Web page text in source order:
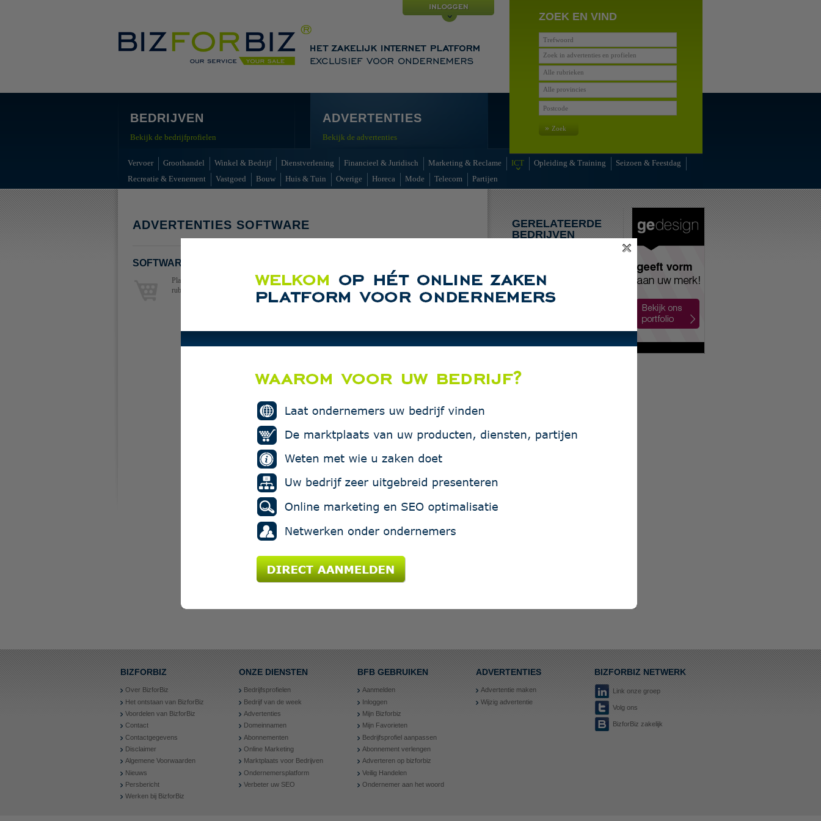
ZOEK EN VIND
Zoek in advertenties en profielen
Alle rubrieken
Alle provincies
» Zoek
BEDRIJVEN
Bekijk de bedrijfprofielen
ADVERTENTIES
Bekijk de advertenties
Vervoer Groothandel Winkel & Bedrijf Dienstverlening Financieel & Juridisch Marketing & Reclame ICT Opleiding & Training
Seizoen & Feestdag
Recreatie & Evenement
Vastgoed Bouw Huis & Tuin Overige Horeca Mode Telecom Partijen
ADVERTENTIES SOFTWARE
SOFTWARE
Plaats de eerste advertentie in deze
rubriek.
GERELATEERDE
BEDRIJVEN
BIZFORBIZ
Over BizforBiz
Het ontstaan van BizforBiz
Voordelen van BizforBiz
Contact
Contactgegevens
Disclaimer
Algemene Voorwaarden
Nieuws
Persbericht
Werken bij BizforBiz
ONZE DIENSTEN
Bedrijfsprofielen
Bedrijf van de week
Advertenties
Domeinnamen
Abonnementen
Online Marketing
Marktplaats voor Bedrijven
Ondernemersplatform
Verbeter uw SEO
BFB GEBRUIKEN
Aanmelden
Inloggen
Mijn Bizforbiz
Mijn Favorieten
Bedrijfsprofiel aanpassen
Abonnement verlengen
Adverteren op bizforbiz
Veilig Handelen
Ondernemer aan het woord
ADVERTENTIES
Advertentie maken
Wijzig advertentie
BIZFORBIZ NETWERK
Link onze groep
Volg ons
BizforBiz zakelijk